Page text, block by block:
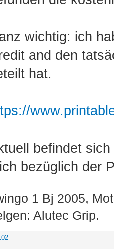
wichtig: ich
and den
hat.
befindet
bezüglich der
1 Bj 2005,
Alutec Grip.